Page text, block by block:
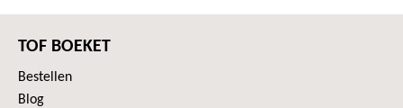
TOF BOEKET
Bestellen
Blog